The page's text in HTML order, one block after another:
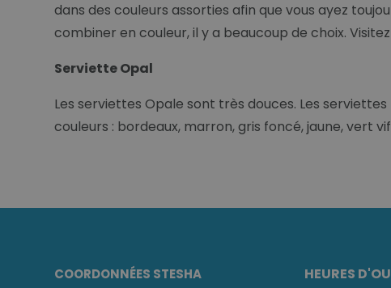
dans des couleurs assorties afin que vous ayez
combiner en couleur, il y a beaucoup de choix.
Serviette Opal
Les serviettes Opale sont très douces. Les
couleurs : bordeaux, marron, gris foncé, jaune, vert
COORDONNÉES STESHA HEURES